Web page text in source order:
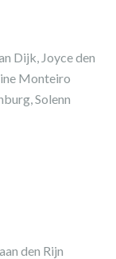
Dijk, Joyce den
Monteiro
Solenn
den Rijn